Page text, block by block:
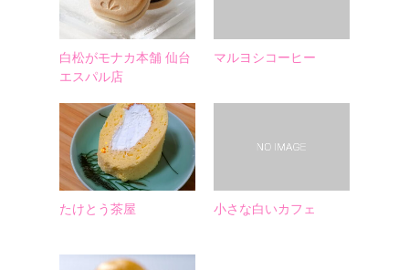
白松がモナカ本舗 仙台
エスパル店
マルヨシコーヒー
たけとう茶屋 小さな白いカフェ